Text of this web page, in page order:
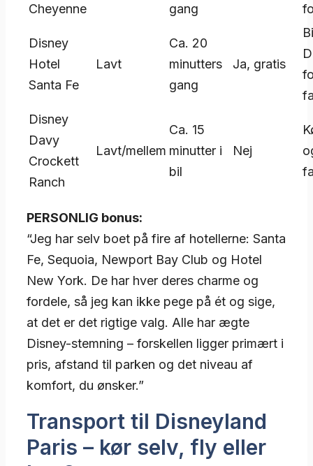
Cheyenne
gang
Disney
Hotel
Santa Fe
Lavt
Ca. 20
minutters
gang
Ja, gratis
Disney
Davy
Crockett
Ranch
Lavt/mellem
Ca. 15
minutter i
bil
Nej
PERSONLIG bonus:
“Jeg har selv boet på fire af hotellerne: Santa
Fe, Sequoia, Newport Bay Club og Hotel
New York. De har hver deres charme og
fordele, så jeg kan ikke pege på ét og sige,
at det er det rigtige valg. Alle har ægte
Disney-stemning – forskellen ligger primært i
pris, afstand til parken og det niveau af
komfort, du ønsker.”
Transport til Disneyland
Paris – kør selv, fly eller